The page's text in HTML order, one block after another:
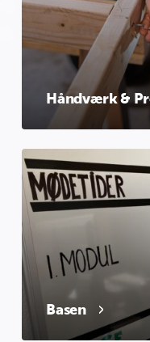
Håndværk &
Basen